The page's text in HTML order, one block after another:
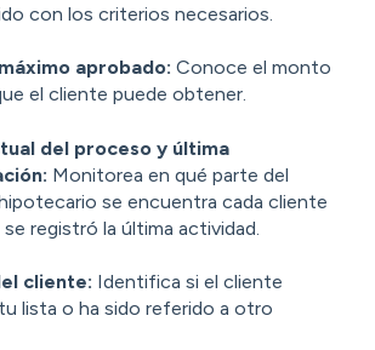
con los criterios necesarios.
aprobado: Conoce el monto
el cliente puede obtener.
del proceso y última
Monitorea en qué parte del
se encuentra cada cliente
registró la última actividad.
cliente: Identifica si el cliente
lista o ha sido referido a otro